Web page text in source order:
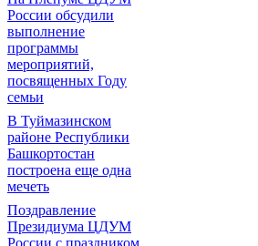
России обсудили
выполнение
программы
мероприятий,
посвященных Году
семьи
В Туймазинском
районе Республики
Башкортостан
построена еще одна
мечеть
Поздравление
Президиума ЦДУМ
России с праздником